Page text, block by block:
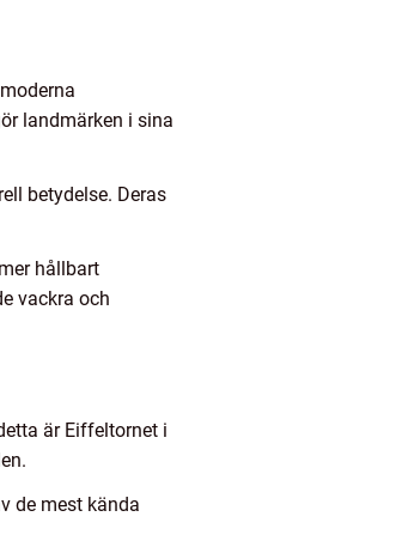
landmärken i sina
betydelse. Deras
hållbart
vackra och
är Eiffeltornet i
de mest kända